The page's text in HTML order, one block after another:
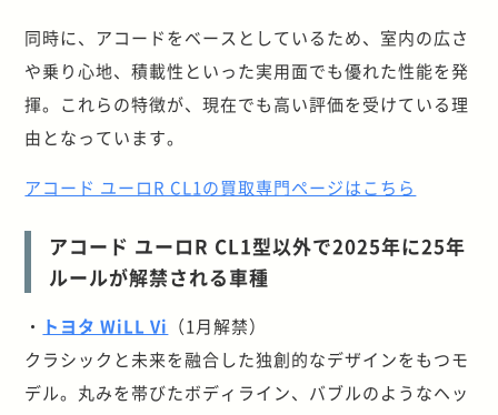
同時に、アコードをベースとしているため、室内の広さ
や乗り心地、積載性といった実用面でも優れた性能を発
揮。これらの特徴が、現在でも高い評価を受けている理
由となっています。
アコード ユーロR CL1の買取専門ページはこちら
アコード ユーロR CL1型以外で2025年に25年
ルールが解禁される車種
・ トヨタ WiLL Vi （1月解禁）
クラシックと未来を融合した独創的なデザインをもつモ
デル。丸みを帯びたボディライン、バブルのようなヘッ